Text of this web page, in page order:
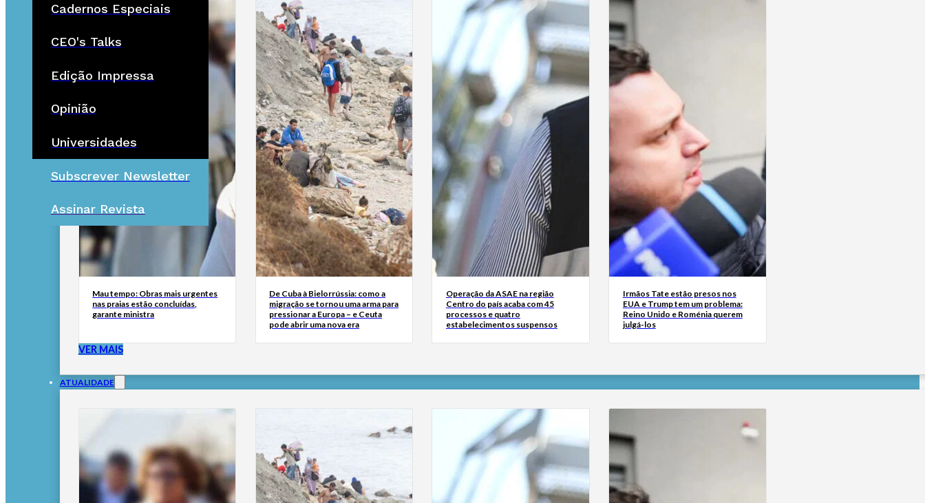
Cadernos Especiais
CEO's Talks
Edição Impressa
Opinião
Universidades
Subscrever Newsletter
Assinar Revista
Mau tempo: Obras mais urgentes
nas praias estão concluídas,
garante ministra
De Cuba à Bielorrússia: como a
migração se tornou uma arma para
pressionar a Europa – e Ceuta
pode abrir uma nova era
Operação da ASAE na região
Centro do país acaba com 45
processos e quatro
estabelecimentos suspensos
Irmãos Tate estão presos nos
EUA e Trump tem um problema:
Reino Unido e Roménia querem
julgá-los
VER MAIS
ATUALIDADE